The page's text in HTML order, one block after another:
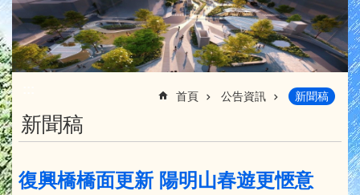
首頁 公告資訊 新聞稿
新聞稿
復興橋橋面更新 陽明山春遊更愜意